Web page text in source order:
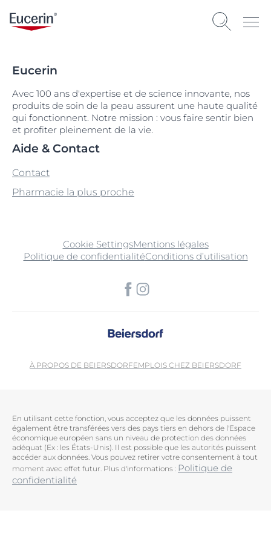
Eucerin
Avec 100 ans d'expertise et de science innovante, nos
produits de soin de la peau assurent une haute qualité
qui fonctionnent. Notre mission : vous faire sentir bien
et profiter pleinement de la vie.
Aide & Contact
Contact
Pharmacie la plus proche
Cookie SettingsMentions légales
Politique de confidentialitéConditions d’utilisation
À PROPOS DE BEIERSDORFEMPLOIS CHEZ BEIERSDORF
En utilisant cette fonction, vous acceptez que les données puissent
également être transférées vers des pays tiers en dehors de l'Espace
économique européen sans un niveau de protection des données
adéquat (Ex : les États-Unis). Il est possible que les autorités puissent
accéder aux données. Vous pouvez retirer votre consentement à tout
moment avec effet futur. Plus d'informations : Politique de
confidentialité